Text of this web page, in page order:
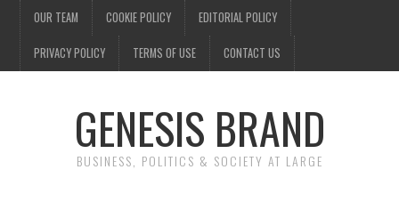
OUR TEAM COOKIE POLICY EDITORIAL POLICY
PRIVACY POLICY TERMS OF USE CONTACT US
GENESIS BRAND
BUSINESS, POLITICS & SOCIETY AT LARGE